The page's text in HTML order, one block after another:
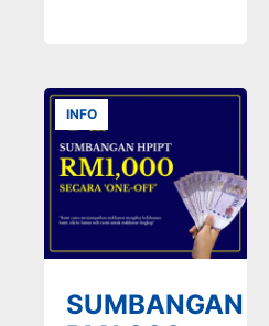
INFO
SUMBANGAN